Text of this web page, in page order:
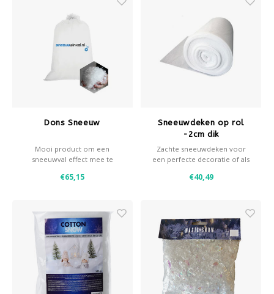
Dons Sneeuw
Mooi product om een
sneeuwval effect mee te
decoratie sneeuw, liggende
€65,15
Sneeuwdeken op rol
-2cm dik
Zachte sneeuwdeken voor
een perfecte decoratie of als
decoratiesneeuw.
- Voor meer dan 10m2 mail of
bel ons dan even.
- Breedte rol 160cm
€40,49